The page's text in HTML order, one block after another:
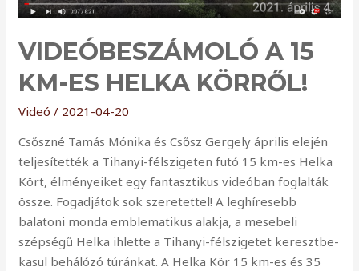
VIDEÓBESZÁMOLÓ A 15
KM-ES HELKA KÖRRŐL!
Videó / 2021-04-20
Csőszné Tamás Mónika és Csősz Gergely április elején
teljesítették a Tihanyi-félszigeten futó 15 km-es Helka
Kört, élményeiket egy fantasztikus videóban foglalták
össze. Fogadjátok sok szeretettel! A leghíresebb
balatoni monda emblematikus alakja, a mesebeli
szépségű Helka ihlette a Tihanyi-félszigetet keresztbe-
kasul behálózó túránkat. A Helka Kör 15 km-es és 35